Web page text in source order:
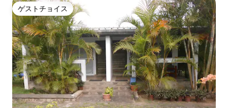
ゲストチョイス
ゲストチョイス